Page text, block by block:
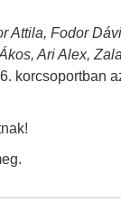
Attila, Fodor
Ari Alex,
korcsoportban